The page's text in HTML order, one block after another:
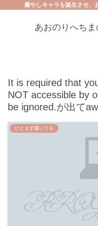
癒やしキャラを誕生させ、
あおのりへち
It is required that
NOT accessible by
be ignored.が出て
ひとまず書いてる